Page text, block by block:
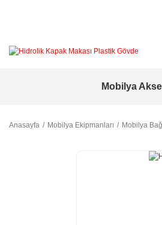
Mobilya
Anasayfa Mobilya Ekipmanları Mobilya